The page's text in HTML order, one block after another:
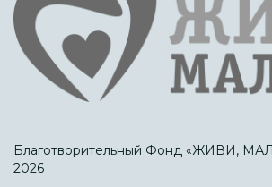
Благотворительный Фонд «ЖИВИ,
2026